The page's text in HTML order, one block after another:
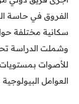
الفروق في حاسة
سكانية مختلفة
وشملت الدراسة
للأصوات بمستويات
العوامل